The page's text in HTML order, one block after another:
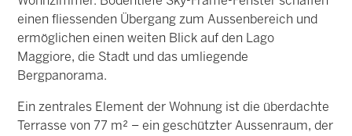
einen fliessenden Übergang zum Aussenbereich und
ermöglichen einen weiten Blick auf den Lago
Maggiore, die Stadt und das umliegende
Bergpanorama.
Ein zentrales Element der Wohnung ist die überdachte
Terrasse von 77 m² – ein geschützter Aussenraum, der